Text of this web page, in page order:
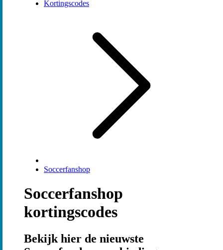
Kortingscodes
Soccerfanshop
Soccerfanshop
kortingscodes
Bekijk hier de nieuwste